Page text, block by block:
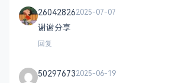
260428262025-07-07
谢谢分享
回复
502976732025-06-19